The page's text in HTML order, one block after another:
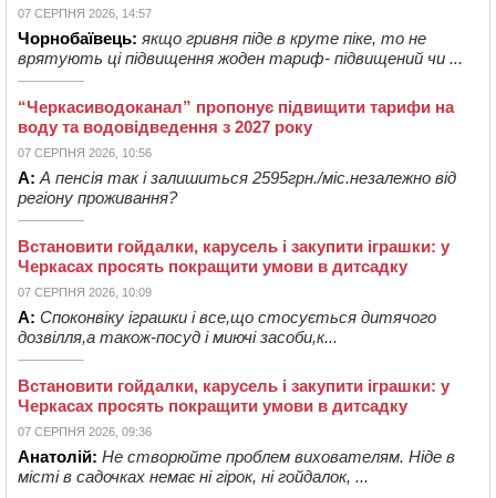
07 СЕРПНЯ 2026, 14:57
Чорнобаївець: якщо гривня піде в круте піке, то не
врятують ці підвищення жоден тариф- підвищений чи ...
“Черкасиводоканал” пропонує підвищити тарифи на
воду та водовідведення з 2027 року
07 СЕРПНЯ 2026, 10:56
А: А пенсія так і залишиться 2595грн./міс.незалежно від
регіону проживання?
Встановити гойдалки, карусель і закупити іграшки: у
Черкасах просять покращити умови в дитсадку
07 СЕРПНЯ 2026, 10:09
А: Споконвіку іграшки і все,що стосується дитячого
дозвілля,а також-посуд і миючі засоби,к...
Встановити гойдалки, карусель і закупити іграшки: у
Черкасах просять покращити умови в дитсадку
07 СЕРПНЯ 2026, 09:36
Анатолій: Не створюйте проблем вихователям. Ніде в
місті в садочках немає ні гірок, ні гойдалок, ...